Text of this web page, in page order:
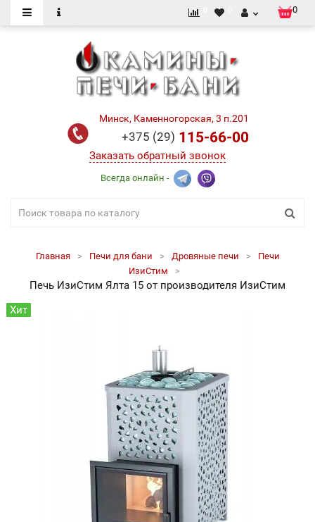
0
Минск, Каменногорская, 3 п.201
+375 (29) 115-66-00
Заказать обратный звонок
Всегда онлайн -
Главная Печи для бани Дровяные печи
Печи
ИзиСтим
Печь ИзиСтим Ялта 15 от производителя ИзиСтим
Хит